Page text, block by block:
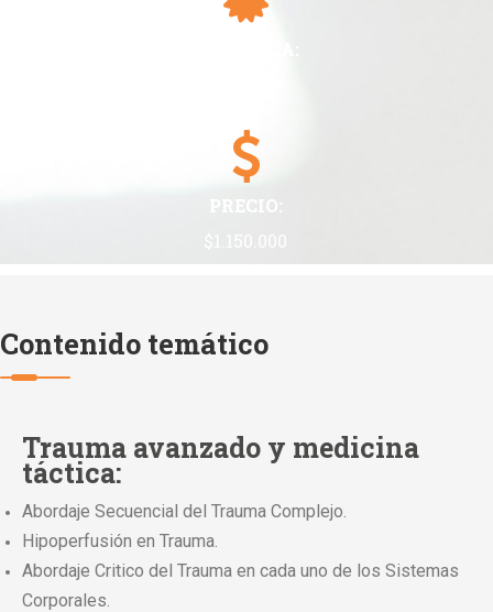
Contenido temático
Trauma avanzado y medicina
táctica:
Abordaje Secuencial del Trauma Complejo.
Hipoperfusión en Trauma.
Abordaje Critico del Trauma en cada uno de los Sistemas
Corporales.